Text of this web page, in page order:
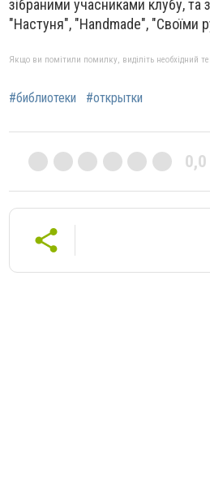
зібраними учасниками клубу,
"Настуня", "Handmade", "Своїми
Якщо ви помітили помилку, виділіть необхідний
#библиотеки #открытки
0,0